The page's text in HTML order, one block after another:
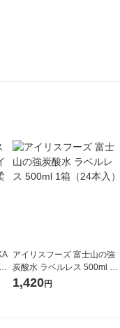
アイリスフーズ 富士山の強
炭酸水 ラベルレス 500ml 1
箱（24本入）
1,420円